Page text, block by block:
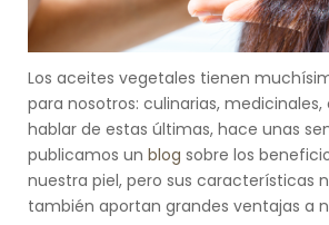
Los aceites vegetales tienen
para nosotros: culinarias, medicinales,
hablar de estas últimas, hace unas
publicamos un blog sobre los
nuestra piel, pero sus características
también aportan grandes ventajas a